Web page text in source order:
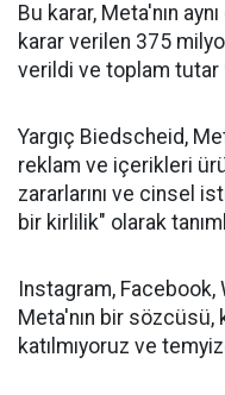
Bu karar, Meta'nın
karar verilen 375
verildi ve toplam tutar
Yargıç Biedscheid,
reklam ve içerikleri
zararlarını ve cinsel
bir kirlilik" olarak
Instagram,
Meta'nın bir sözcüsü,
katılmıyoruz ve